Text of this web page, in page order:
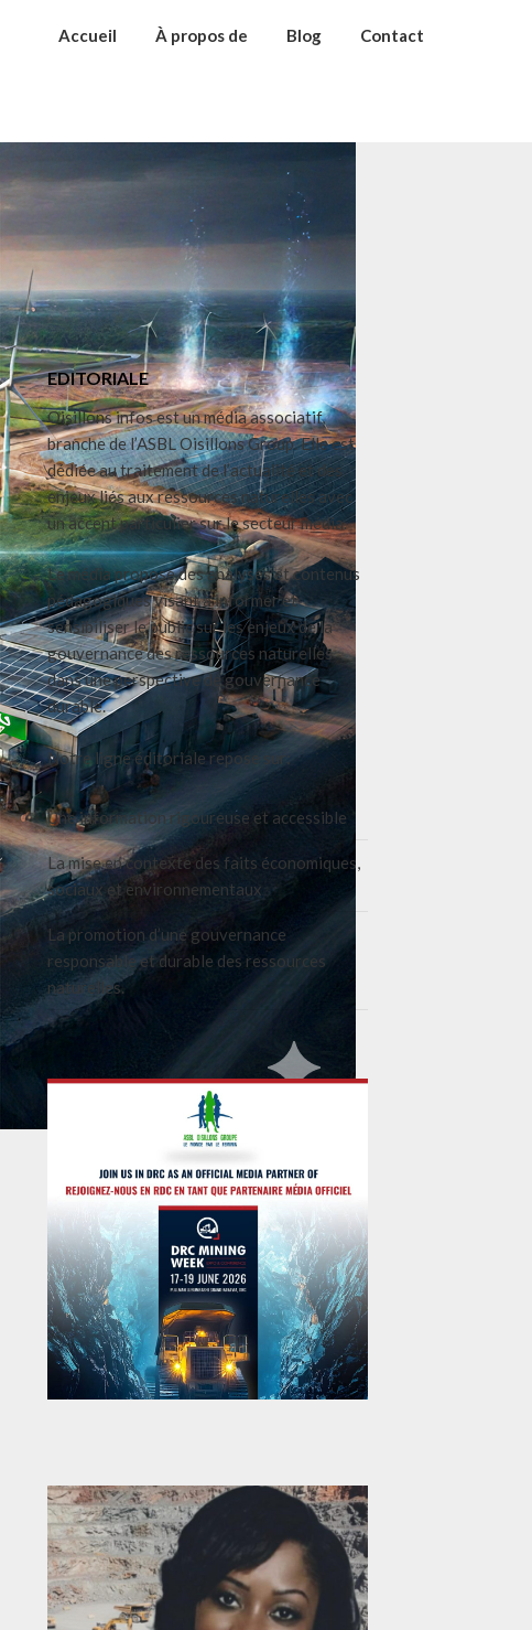
Accueil À propos de Blog Contact
EDITORIALE
Oisillons infos est un média associatif,
branche de l’ASBL Oisillons Group. Elle est
dédiée au traitement de l’actualité et des
enjeux liés aux ressources naturelles avec
un accent particulier sur le secteur média.
Le média propose des analyses et contenus
pédagogiques visant à informer et
sensibiliser le public sur les enjeux de la
gouvernance des ressources naturelles
dans une perspective de gouvernance
durable.
Notre ligne éditoriale repose sur:
Une information rigoureuse et accessible
La mise en contexte des faits économiques,
sociaux et environnementaux
La promotion d’une gouvernance
responsable et durable des ressources
naturelles.